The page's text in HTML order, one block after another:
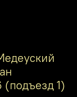
(подъезд 1)